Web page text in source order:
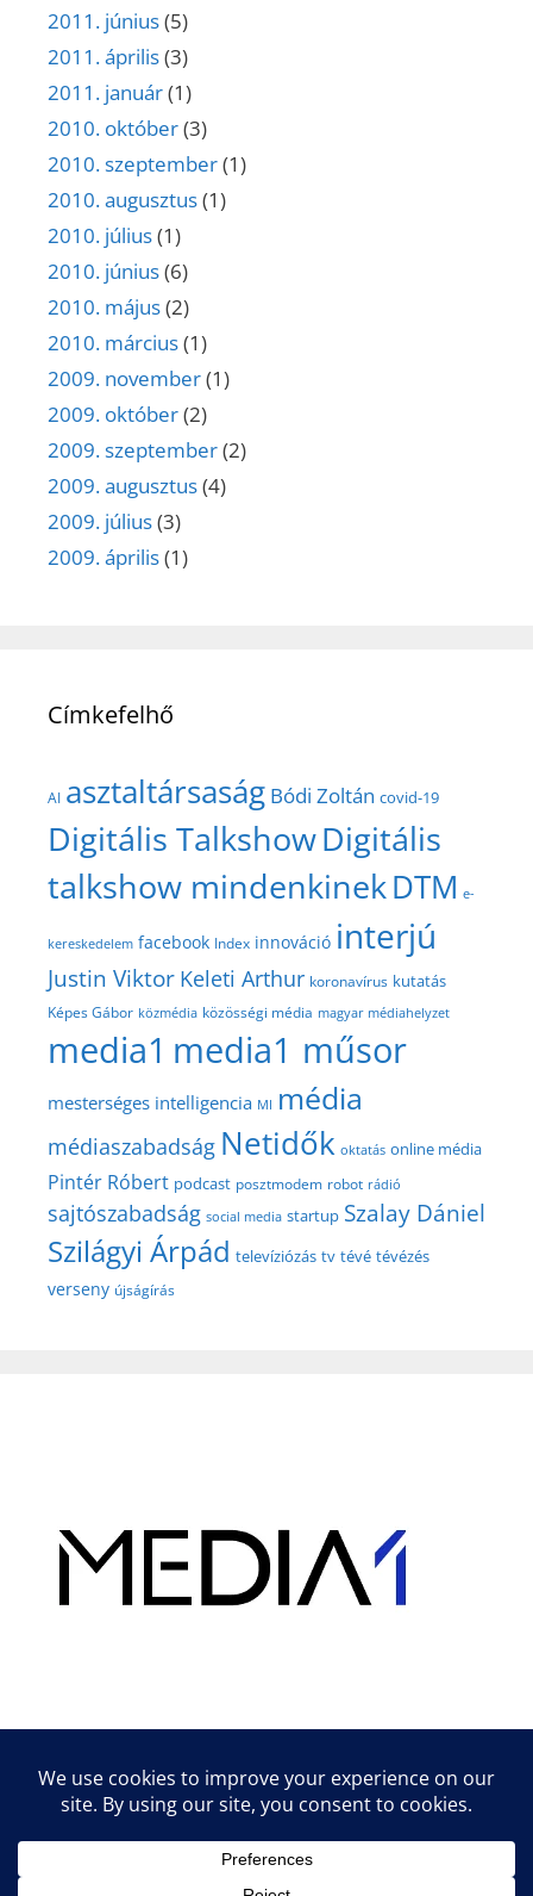
2011. június(5)
2011. április(3)
2011. január(1)
2010. október(3)
2010. szeptember(1)
2010. augusztus(1)
2010. július(1)
2010. június(6)
2010. május(2)
2010. március(1)
2009. november(1)
2009. október(2)
2009. szeptember(2)
2009. augusztus(4)
2009. július(3)
2009. április(1)
Címkefelhő
AI asztaltársaság Bódi Zoltán covid-19
Digitális TalkshowDigitális
talkshow mindenkinekDTM e-
kereskedelem facebook Index innováció interjú
Justin Viktor Keleti Arthur koronavírus kutatás
Képes Gábor közmédia közösségi média magyar médiahelyzet
media1 media1 műsor
mesterséges intelligencia MI média
médiaszabadság Netidők oktatás online média
Pintér Róbert podcast posztmodem robot rádió
sajtószabadság social media startup Szalay Dániel
Szilágyi Árpád televíziózás tv tévé tévézés
verseny újságírás
Lifestyle tippek & trükkök